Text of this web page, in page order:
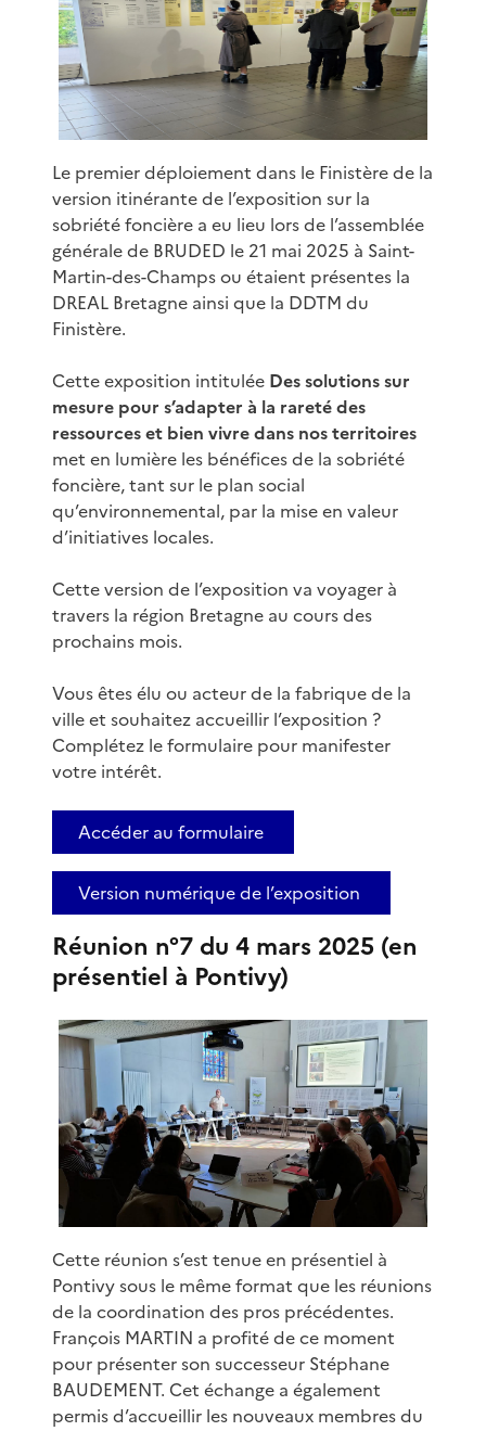
Le premier déploiement dans le Finistère de la
version itinérante de l’exposition sur la
sobriété foncière a eu lieu lors de l’assemblée
générale de BRUDED le 21 mai 2025 à Saint-
Martin-des-Champs ou étaient présentes la
DREAL Bretagne ainsi que la DDTM du
Finistère.
Cette exposition intitulée Des solutions sur
mesure pour s’adapter à la rareté des
ressources et bien vivre dans nos territoires
met en lumière les bénéfices de la sobriété
foncière, tant sur le plan social
qu’environnemental, par la mise en valeur
d’initiatives locales.
Cette version de l’exposition va voyager à
travers la région Bretagne au cours des
prochains mois.
Vous êtes élu ou acteur de la fabrique de la
ville et souhaitez accueillir l’exposition ?
Complétez le formulaire pour manifester
votre intérêt.
Accéder au formulaire
Version numérique de l’exposition
Réunion n°7 du 4 mars 2025 (en
présentiel à Pontivy)
Cette réunion s’est tenue en présentiel à
Pontivy sous le même format que les réunions
de la coordination des pros précédentes.
François MARTIN a profité de ce moment
pour présenter son successeur Stéphane
BAUDEMENT. Cet échange a également
permis d’accueillir les nouveaux membres du